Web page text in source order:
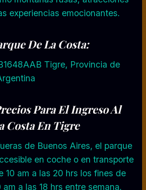
experiencias emocionantes.
De La Costa:
Tigre, Provincia de
Para El Ingreso Al
Costa En Tigre
de Buenos Aires, el parque
en coche o en transporte
10 am a las 20 hrs los fines de
a las 18 hrs entre semana.